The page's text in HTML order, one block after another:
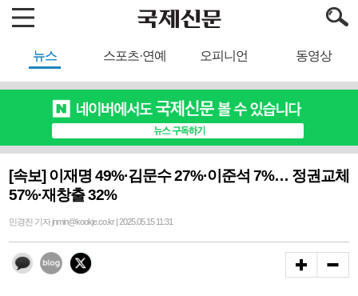
뉴스 스포츠·연예 오피니언 동영상
[속보] 이재명 49%·김문수 27%·이준석 7%… 정권교체
57%·재창출 32%
민경진 기자 jnmin@kookje.co.kr | 2025.05.15 11:31